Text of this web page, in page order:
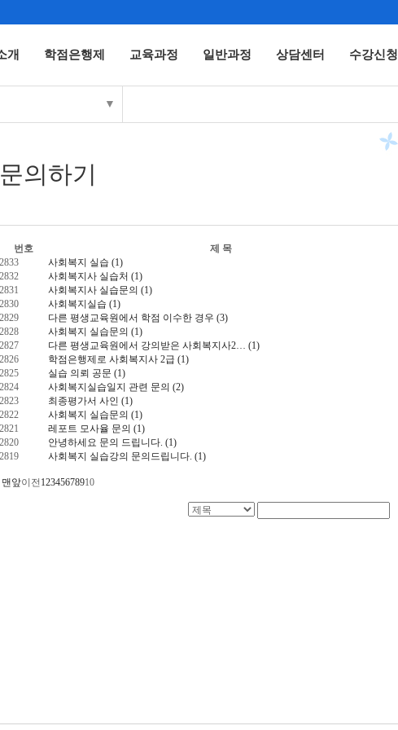
개 학점은행제 교육과정 일반과정 상담센터 수강신청
▼
문의하기
번호 제 목
2833
사회복지 실습 (1)
2832
사회복지사 실습처 (1)
2831
사회복지사 실습문의 (1)
2830
사회복지실습 (1)
2829
다른 평생교육원에서 학점 이수한 경우 (3)
2828
사회복지 실습문의 (1)
2827
다른 평생교육원에서 강의받은 사회복지사2… (1)
2826
학점은행제로 사회복지사 2급 (1)
2825
실습 의뢰 공문 (1)
2824
사회복지실습일지 관련 문의 (2)
2823
최종평가서 사인 (1)
2822
사회복지 실습문의 (1)
2821
레포트 모사율 문의 (1)
2820
안녕하세요 문의 드립니다. (1)
2819
사회복지 실습강의 문의드립니다. (1)
맨앞이전 12345678910